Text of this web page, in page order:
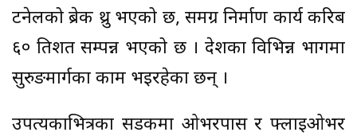
टनेलको ब्रेक थ्रु भएको छ, समग्र निर्माण कार्य करिब
६० प्रतिशत सम्पन्न भएको छ । देशका विभिन्न भागमा
सुरुङमार्गका काम भइरहेका छन् ।
उपत्यकाभित्रका सडकमा ओभरपास र फ्लाइओभर